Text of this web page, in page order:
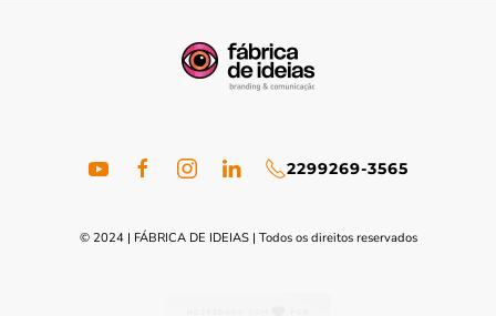
2299269-3565
© 2024 | FÁBRICA DE IDEIAS | Todos os direitos reservados